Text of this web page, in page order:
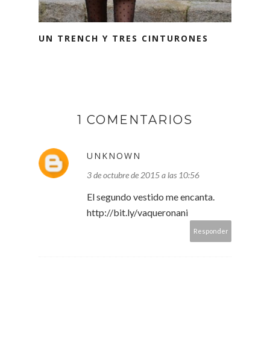
UN TRENCH Y TRES CINTURONES
1 COMENTARIOS
UNKNOWN
3 de octubre de 2015 a las 10:56
El segundo vestido me encanta.
http://bit.ly/vaqueronani
Responder